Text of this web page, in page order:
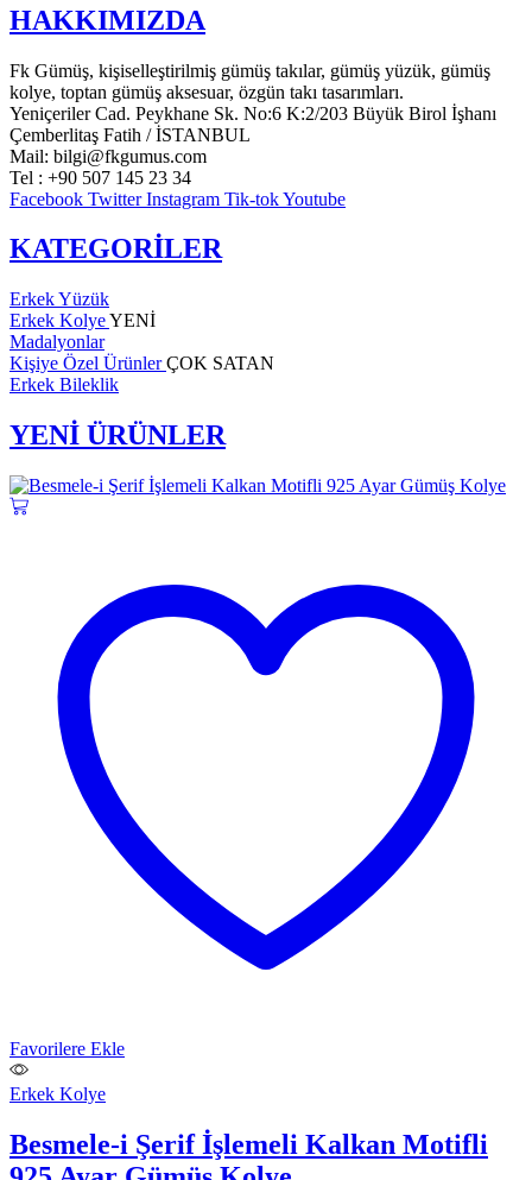
HAKKIMIZDA
Fk Gümüş, kişiselleştirilmiş gümüş takılar, gümüş yüzük, gümüş
kolye, toptan gümüş aksesuar, özgün takı tasarımları.
Yeniçeriler Cad. Peykhane Sk. No:6 K:2/203 Büyük Birol İşhanı
Çemberlitaş Fatih / İSTANBUL
Mail: bilgi@fkgumus.com
Tel : +90 507 145 23 34
Facebook Twitter Instagram Tik-tokYoutube
KATEGORİLER
Erkek Yüzük
Erkek KolyeYENİ
Madalyonlar
Kişiye Özel ÜrünlerÇOK SATAN
Erkek Bileklik
YENİ ÜRÜNLER
Favorilere Ekle
Erkek Kolye
Besmele-i Şerif İşlemeli Kalkan Motifli